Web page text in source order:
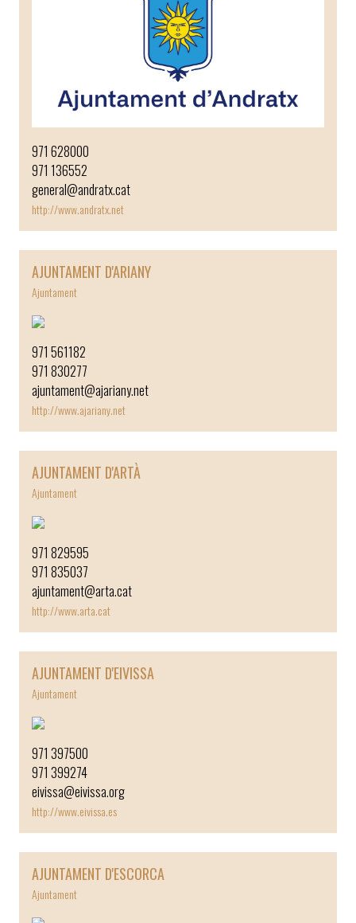
971 628000
971 136552
general@andratx.cat
http://www.andratx.net
AJUNTAMENT D'ARIANY
Ajuntament
971 561182
971 830277
ajuntament@ajariany.net
http://www.ajariany.net
AJUNTAMENT D'ARTÀ
Ajuntament
971 829595
971 835037
ajuntament@arta.cat
http://www.arta.cat
AJUNTAMENT D'EIVISSA
Ajuntament
971 397500
971 399274
eivissa@eivissa.org
http://www.eivissa.es
AJUNTAMENT D'ESCORCA
Ajuntament